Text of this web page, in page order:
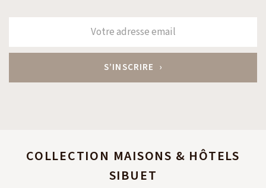
COLLECTION MAISONS & HÔTELS
SIBUET